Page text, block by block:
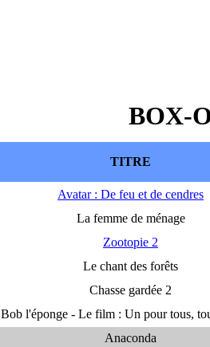
BOX-
TITRE
Avatar : De feu et de cendres
La femme de ménage
Zootopie 2
Le chant des forêts
Chasse gardée 2
Bob l'éponge - Le film : Un pour tous,
Anaconda